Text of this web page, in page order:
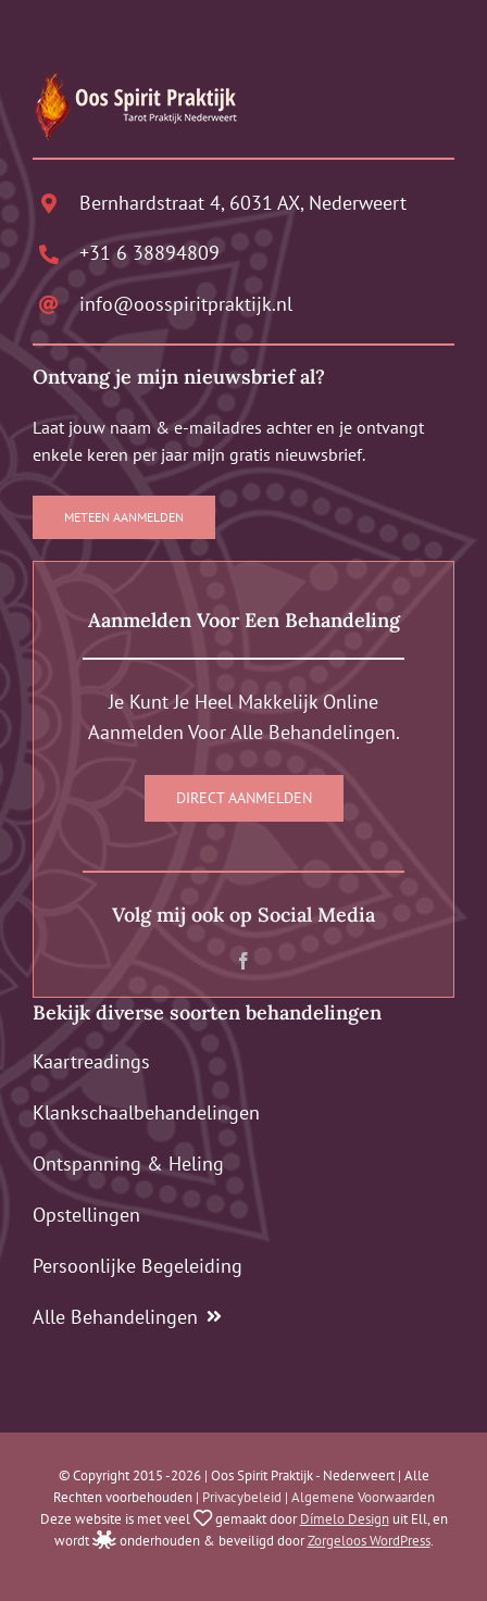
Bernhardstraat 4, 6031 AX, Nederweert
+31 6 38894809
info@oosspiritpraktijk.nl
Ontvang je mijn nieuwsbrief al?
Laat jouw naam & e-mailadres achter en je ontvangt
enkele keren per jaar mijn gratis nieuwsbrief.
METEEN AANMELDEN
Aanmelden Voor Een Behandeling
Je Kunt Je Heel Makkelijk Online
Aanmelden Voor Alle Behandelingen.
DIRECT AANMELDEN
Volg mij ook op Social Media
Bekijk diverse soorten behandelingen
Kaartreadings
Klankschaalbehandelingen
Ontspanning & Heling
Opstellingen
Persoonlijke Begeleiding
Alle Behandelingen
© Copyright 2015 -2026 | Oos Spirit Praktijk - Nederweert | Alle
Rechten voorbehouden | Privacybeleid | Algemene Voorwaarden
Deze website is met veel
gemaakt doorDímelo Designuit Ell, en
wordt
onderhouden & beveiligd doorZorgeloos WordPress.